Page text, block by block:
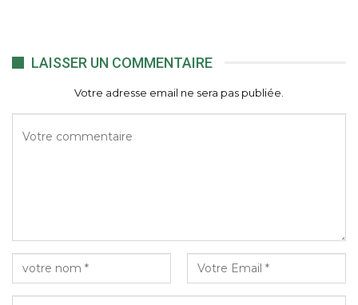
LAISSER UN COMMENTAIRE
Votre adresse email ne sera pas publiée.